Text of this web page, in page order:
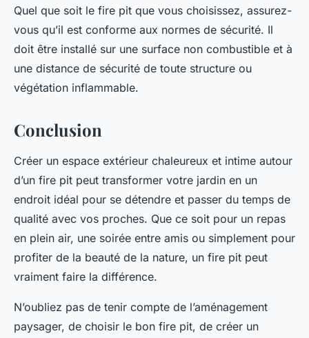
Quel que soit le fire pit que vous choisissez, assurez-
vous qu’il est conforme aux normes de sécurité. Il
doit être installé sur une surface non combustible et à
une distance de sécurité de toute structure ou
végétation inflammable.
Conclusion
Créer un espace extérieur chaleureux et intime autour
d’un fire pit peut transformer votre jardin en un
endroit idéal pour se détendre et passer du temps de
qualité avec vos proches. Que ce soit pour un repas
en plein air, une soirée entre amis ou simplement pour
profiter de la beauté de la nature, un fire pit peut
vraiment faire la différence.
N’oubliez pas de tenir compte de l’aménagement
paysager, de choisir le bon fire pit, de créer un